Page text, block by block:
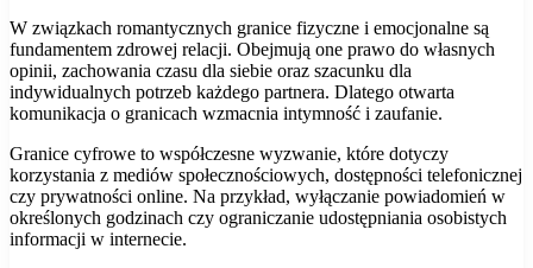
W związkach romantycznych granice fizyczne i emocjonalne są
fundamentem zdrowej relacji. Obejmują one prawo do własnych
opinii, zachowania czasu dla siebie oraz szacunku dla
indywidualnych potrzeb każdego partnera. Dlatego otwarta
komunikacja o granicach wzmacnia intymność i zaufanie.
Granice cyfrowe to współczesne wyzwanie, które dotyczy
korzystania z mediów społecznościowych, dostępności telefonicznej
czy prywatności online. Na przykład, wyłączanie powiadomień w
określonych godzinach czy ograniczanie udostępniania osobistych
informacji w internecie.